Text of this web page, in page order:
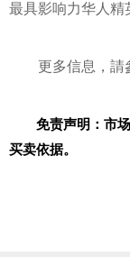
最具影响力华人精
更多信息，請
免责声明：市
买卖依据。